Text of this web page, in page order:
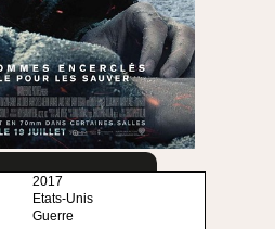
2017
Etats-Unis
Guerre